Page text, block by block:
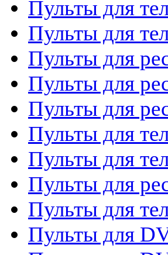
Пульты для
Пульты для
Пульты для
Пульты для
Пульты для
Пульты для
Пульты для
Пульты для
Пульты для
Пульты для